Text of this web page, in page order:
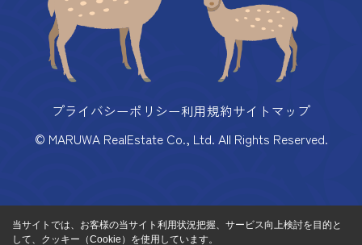
プライバシーポリシー利用規約サイトマップ
© MARUWA RealEstate Co., Ltd. All Rights Reserved.
当サイトでは、お客様の当サイト利用状況把握、サービス向上検討を目的と
して、クッキー（Cookie）を使用しています。